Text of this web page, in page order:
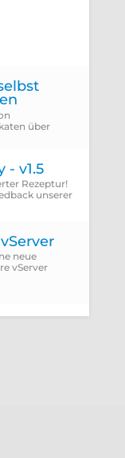
über
- v1.5
Rezeptur!
unserer
neue
vServer